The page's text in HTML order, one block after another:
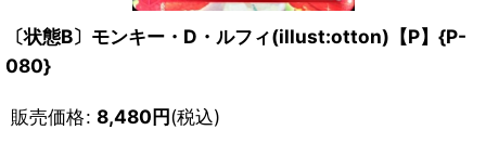
〔状態B〕モンキー・D・ルフィ(illust:otton)【P】{P-
080}
販売価格: 8,480円(税込)